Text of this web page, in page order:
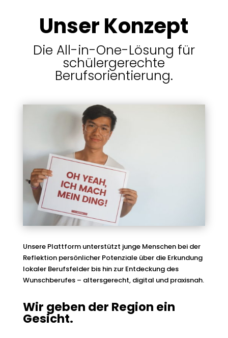
Unser Konzept
Die All-in-One-Lösung für
schülergerechte
Berufsorientierung.
Unsere Plattform unterstützt junge Menschen bei der
Reflektion persönlicher Potenziale über die Erkundung
lokaler Berufsfelder bis hin zur Entdeckung des
Wunschberufes – altersgerecht, digital und praxisnah.
Wir geben der Region ein
Gesicht.